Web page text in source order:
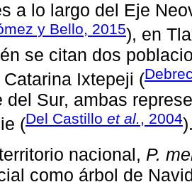
a lo largo del Eje
y Bello, 2015), en
se citan dos
Catarina Ixtepeji (
del Sur, ambas
(Del Castillo et al., 2004
nacional, P.
como árbol de